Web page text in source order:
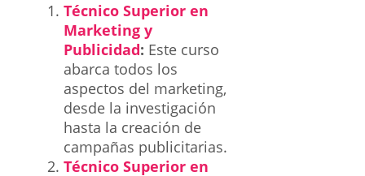
Técnico Superior en
Marketing y
Publicidad: Este curso
abarca todos los
aspectos del marketing,
desde la investigación
hasta la creación de
campañas publicitarias.
Técnico Superior en